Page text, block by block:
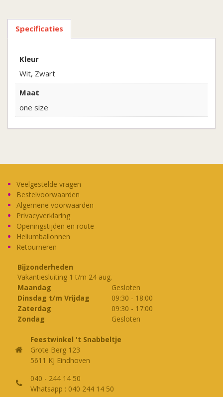
zwart
aantal
Specificaties
Kleur
Wit, Zwart
Maat
one size
Veelgestelde vragen
Bestelvoorwaarden
Algemene voorwaarden
Privacyverklaring
Openingstijden en route
Heliumballonnen
Retourneren
Bijzonderheden
Vakantiesluiting 1 t/m 24 aug.
Maandag
Gesloten
Dinsdag t/m Vrijdag
09:30 - 18:00
Zaterdag
09:30 - 17:00
Zondag
Gesloten
Feestwinkel 't Snabbeltje
Grote Berg 123
5611 KJ Eindhoven
040 - 244 14 50
Whatsapp : 040 244 14 50